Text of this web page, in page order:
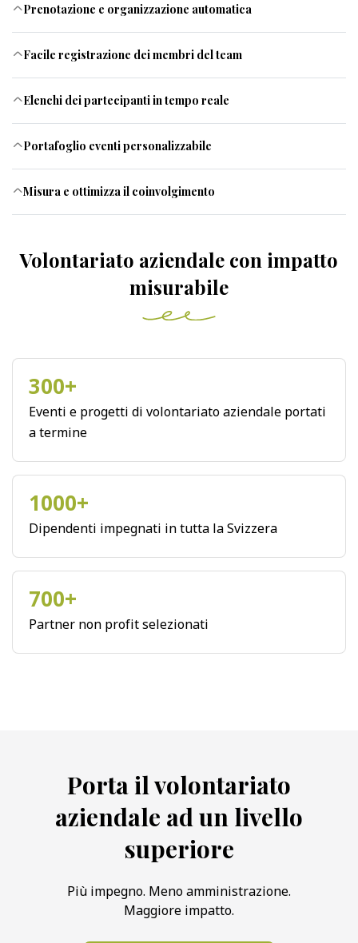
Prenotazione e organizzazione automatica
Facile registrazione dei membri del team
Elenchi dei partecipanti in tempo reale
Portafoglio eventi personalizzabile
Misura e ottimizza il coinvolgimento
Volontariato aziendale con impatto
misurabile
300+
Eventi e progetti di volontariato aziendale portati
a termine
1000+
Dipendenti impegnati in tutta la Svizzera
700+
Partner non profit selezionati
Porta il volontariato
aziendale ad un livello
superiore
Più impegno. Meno amministrazione.
Maggiore impatto.